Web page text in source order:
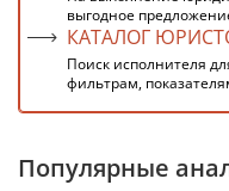
выгодное
КАТАЛОГ
Поиск исполнителя
фильтрам,
Популярные